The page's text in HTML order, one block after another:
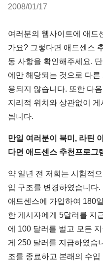
2008/01/17
여러분의 웹사이트에 애드
가요? 그렇다면 애드센스
동 사항을 확인해주세요.
에만 해당되는 것으로 다
용되지 않습니다. 또한 다
지리적 위치와 상관없이
됩니다.
만일 여러분이 북미, 라틴
다면 애드센스 추천프로그
약 일년 전 저희는 시험적
입 구조를 변경하였습니다
애드센스에 가입하여 180
한 게시자에게 5달러를 지
에 100 달러를 벌고 모든
게 250 달러를 지급하였습
조를 종료하고 본래의 수